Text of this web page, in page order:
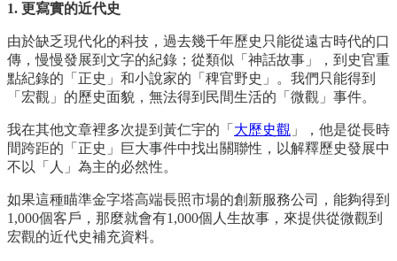
1. 更寫實的近代史
由於缺乏現代化的科技，過去幾千年歷史只能從遠古時代的口
傳，慢慢發展到文字的紀錄；從類似「神話故事」，到史官重
點紀錄的「正史」和小說家的「稗官野史」。我們只能得到
「宏觀」的歷史面貌，無法得到民間生活的「微觀」事件。
我在其他文章裡多次提到黃仁宇的「 大歷史觀 」，他是從長時
間跨距的「正史」巨大事件中找出關聯性，以解釋歷史發展中
不以「人」為主的必然性。
如果這種瞄準金字塔高端長照市場的創新服務公司，能夠得到
1,000個客戶，那麼就會有1,000個人生故事，來提供從微觀到
宏觀的近代史補充資料。